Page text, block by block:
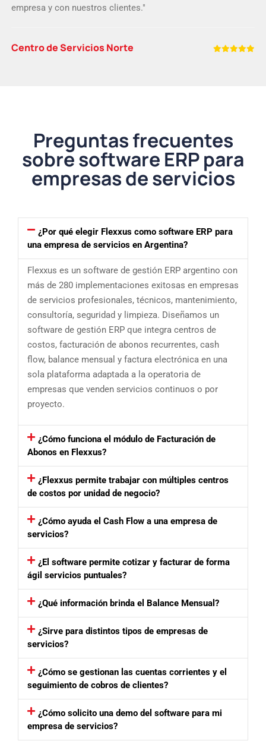
empresa y con nuestros clientes."
Centro de Servicios Norte
Preguntas frecuentes
sobre software ERP para
empresas de servicios
¿Por qué elegir Flexxus como software ERP para
una empresa de servicios en Argentina?
Flexxus es un software de gestión ERP argentino con
más de 280 implementaciones exitosas en empresas
de servicios profesionales, técnicos, mantenimiento,
consultoría, seguridad y limpieza. Diseñamos un
software de gestión ERP que integra centros de
costos, facturación de abonos recurrentes, cash
flow, balance mensual y factura electrónica en una
sola plataforma adaptada a la operatoria de
empresas que venden servicios continuos o por
proyecto.
¿Cómo funciona el módulo de Facturación de
Abonos en Flexxus?
¿Flexxus permite trabajar con múltiples centros
de costos por unidad de negocio?
¿Cómo ayuda el Cash Flow a una empresa de
servicios?
¿El software permite cotizar y facturar de forma
ágil servicios puntuales?
¿Qué información brinda el Balance Mensual?
¿Sirve para distintos tipos de empresas de
servicios?
¿Cómo se gestionan las cuentas corrientes y el
seguimiento de cobros de clientes?
¿Cómo solicito una demo del software para mi
empresa de servicios?